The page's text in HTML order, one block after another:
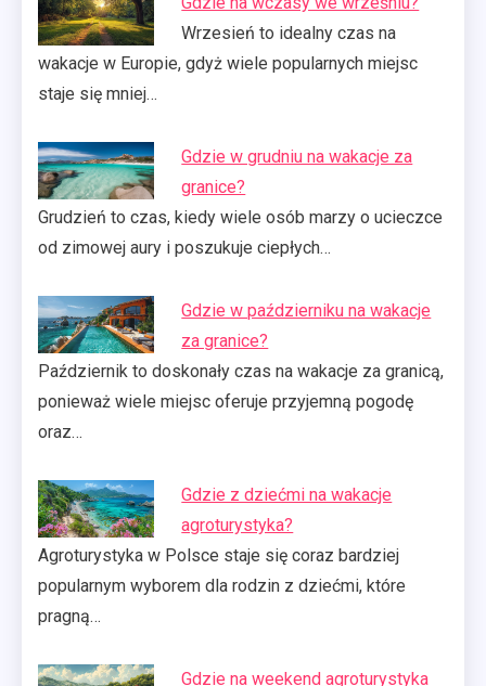
Wrzesień to idealny czas na
wakacje w Europie, gdyż wiele popularnych miejsc
staje się mniej…
Gdzie w grudniu na wakacje za
granice?
Grudzień to czas, kiedy wiele osób marzy o ucieczce
od zimowej aury i poszukuje ciepłych…
Gdzie w październiku na wakacje
za granice?
Październik to doskonały czas na wakacje za granicą,
ponieważ wiele miejsc oferuje przyjemną pogodę
oraz…
Gdzie z dziećmi na wakacje
agroturystyka?
Agroturystyka w Polsce staje się coraz bardziej
popularnym wyborem dla rodzin z dziećmi, które
pragną…
Gdzie na weekend agroturystyka